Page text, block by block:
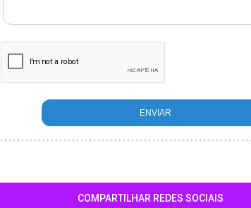
COMPARTILHAR REDES SOCIAIS